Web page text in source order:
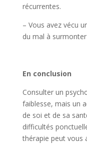
récurrentes.
– Vous avez vécu
du mal à
En conclusion
Consulter un
faiblesse, mais un
de soi et de sa
difficultés
thérapie peut vous